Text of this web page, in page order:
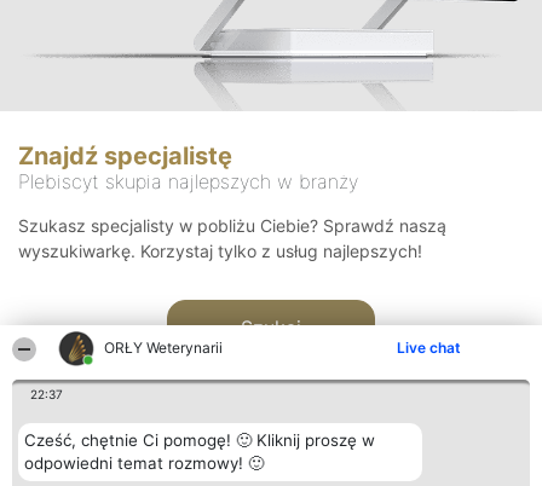
ORŁY Weterynarii Live chat
22:37
Cześć, chętnie Ci pomogę! 🙂 Kliknij proszę w
odpowiedni temat rozmowy! 🙂
Znajdź specjalistę
Plebiscyt skupia najlepszych w branży
Szukasz specjalisty w pobliżu Ciebie? Sprawdź naszą
wyszukiwarkę. Korzystaj tylko z usług najlepszych!
Szukaj